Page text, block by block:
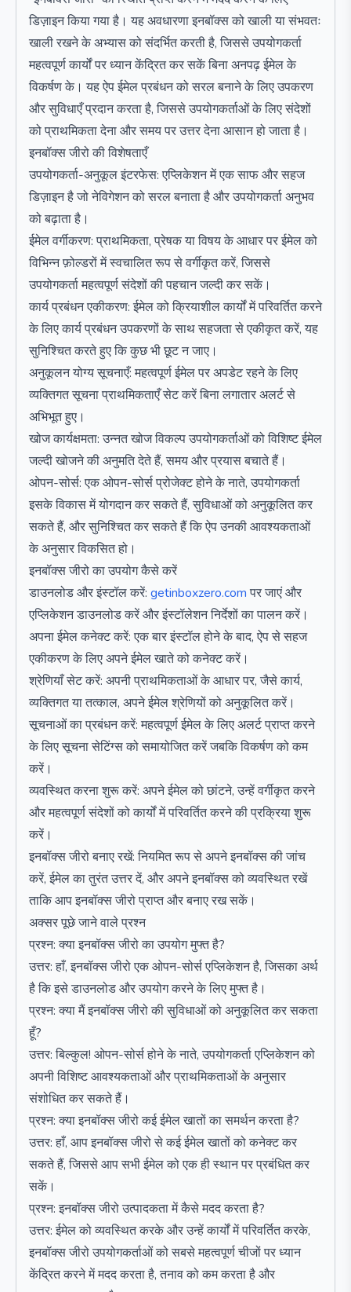
डिज़ाइन किया गया है। यह अवधारणा इनबॉक्स को खाली या संभवतः
खाली रखने के अभ्यास को संदर्भित करती है, जिससे उपयोगकर्ता
महत्वपूर्ण कार्यों पर ध्यान केंद्रित कर सकें बिना अनपढ़ ईमेल के
विकर्षण के। यह ऐप ईमेल प्रबंधन को सरल बनाने के लिए उपकरण
और सुविधाएँ प्रदान करता है, जिससे उपयोगकर्ताओं के लिए संदेशों
को प्राथमिकता देना और समय पर उत्तर देना आसान हो जाता है।
इनबॉक्स जीरो की विशेषताएँ
उपयोगकर्ता-अनुकूल इंटरफेस: एप्लिकेशन में एक साफ और सहज
डिज़ाइन है जो नेविगेशन को सरल बनाता है और उपयोगकर्ता अनुभव
को बढ़ाता है।
ईमेल वर्गीकरण: प्राथमिकता, प्रेषक या विषय के आधार पर ईमेल को
विभिन्न फ़ोल्डरों में स्वचालित रूप से वर्गीकृत करें, जिससे
उपयोगकर्ता महत्वपूर्ण संदेशों की पहचान जल्दी कर सकें।
कार्य प्रबंधन एकीकरण: ईमेल को क्रियाशील कार्यों में परिवर्तित करने
के लिए कार्य प्रबंधन उपकरणों के साथ सहजता से एकीकृत करें, यह
सुनिश्चित करते हुए कि कुछ भी छूट न जाए।
अनुकूलन योग्य सूचनाएँ: महत्वपूर्ण ईमेल पर अपडेट रहने के लिए
व्यक्तिगत सूचना प्राथमिकताएँ सेट करें बिना लगातार अलर्ट से
अभिभूत हुए।
खोज कार्यक्षमता: उन्नत खोज विकल्प उपयोगकर्ताओं को विशिष्ट ईमेल
जल्दी खोजने की अनुमति देते हैं, समय और प्रयास बचाते हैं।
ओपन-सोर्स: एक ओपन-सोर्स प्रोजेक्ट होने के नाते, उपयोगकर्ता
इसके विकास में योगदान कर सकते हैं, सुविधाओं को अनुकूलित कर
सकते हैं, और सुनिश्चित कर सकते हैं कि ऐप उनकी आवश्यकताओं
के अनुसार विकसित हो।
इनबॉक्स जीरो का उपयोग कैसे करें
डाउनलोड और इंस्टॉल करें: getinboxzero.comपर जाएं और
एप्लिकेशन डाउनलोड करें और इंस्टॉलेशन निर्देशों का पालन करें।
अपना ईमेल कनेक्ट करें: एक बार इंस्टॉल होने के बाद, ऐप से सहज
एकीकरण के लिए अपने ईमेल खाते को कनेक्ट करें।
श्रेणियाँ सेट करें: अपनी प्राथमिकताओं के आधार पर, जैसे कार्य,
व्यक्तिगत या तत्काल, अपने ईमेल श्रेणियों को अनुकूलित करें।
सूचनाओं का प्रबंधन करें: महत्वपूर्ण ईमेल के लिए अलर्ट प्राप्त करने
के लिए सूचना सेटिंग्स को समायोजित करें जबकि विकर्षण को कम
करें।
व्यवस्थित करना शुरू करें: अपने ईमेल को छांटने, उन्हें वर्गीकृत करने
और महत्वपूर्ण संदेशों को कार्यों में परिवर्तित करने की प्रक्रिया शुरू
करें।
इनबॉक्स जीरो बनाए रखें: नियमित रूप से अपने इनबॉक्स की जांच
करें, ईमेल का तुरंत उत्तर दें, और अपने इनबॉक्स को व्यवस्थित रखें
ताकि आप इनबॉक्स जीरो प्राप्त और बनाए रख सकें।
अक्सर पूछे जाने वाले प्रश्न
प्रश्न: क्या इनबॉक्स जीरो का उपयोग मुफ्त है?
उत्तर: हाँ, इनबॉक्स जीरो एक ओपन-सोर्स एप्लिकेशन है, जिसका अर्थ
है कि इसे डाउनलोड और उपयोग करने के लिए मुफ्त है।
प्रश्न: क्या मैं इनबॉक्स जीरो की सुविधाओं को अनुकूलित कर सकता
हूँ?
उत्तर: बिल्कुल! ओपन-सोर्स होने के नाते, उपयोगकर्ता एप्लिकेशन को
अपनी विशिष्ट आवश्यकताओं और प्राथमिकताओं के अनुसार
संशोधित कर सकते हैं।
प्रश्न: क्या इनबॉक्स जीरो कई ईमेल खातों का समर्थन करता है?
उत्तर: हाँ, आप इनबॉक्स जीरो से कई ईमेल खातों को कनेक्ट कर
सकते हैं, जिससे आप सभी ईमेल को एक ही स्थान पर प्रबंधित कर
सकें।
प्रश्न: इनबॉक्स जीरो उत्पादकता में कैसे मदद करता है?
उत्तर: ईमेल को व्यवस्थित करके और उन्हें कार्यों में परिवर्तित करके,
इनबॉक्स जीरो उपयोगकर्ताओं को सबसे महत्वपूर्ण चीजों पर ध्यान
केंद्रित करने में मदद करता है, तनाव को कम करता है और